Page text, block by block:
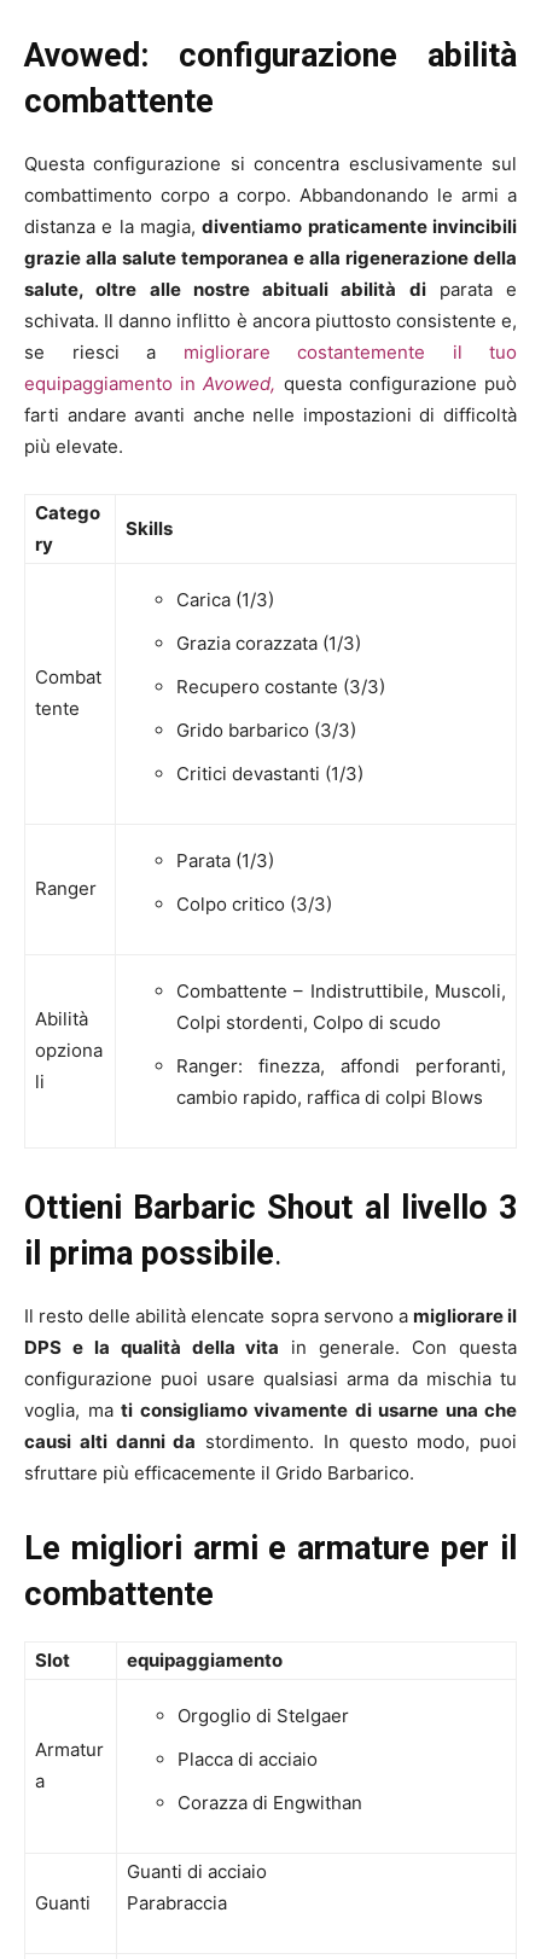
Avowed: configurazione abilità
combattente
Questa configurazione si concentra esclusivamente sul
combattimento corpo a corpo. Abbandonando le armi a
distanza e la magia,diventiamo praticamente invincibili
grazie alla salute temporanea e alla rigenerazione della
salute, oltre alle nostre abituali abilità diparata e
schivata. Il danno inflitto è ancora piuttosto consistente e,
se riesci a migliorare costantemente il tuo
equipaggiamento inAvowed, questa configurazione può
farti andare avanti anche nelle impostazioni di difficoltà
più elevate.
Catego
ry
Skills
Combat
tente
Carica (1/3)
Grazia corazzata (1/3)
Recupero costante (3/3)
Grido barbarico (3/3)
Critici devastanti (1/3)
Ranger
Parata (1/3)
Colpo critico (3/3)
Abilità
opziona
li
Combattente – Indistruttibile, Muscoli,
Colpi stordenti, Colpo di scudo
Ranger: finezza, affondi perforanti,
cambio rapido, raffica di colpi Blows
Ottieni Barbaric Shout al livello 3
il prima possibile.
Il resto delle abilità elencate sopra servono a migliorare il
DPS e la qualità della vita in generale. Con questa
configurazione puoi usare qualsiasi arma da mischia tu
voglia, ma ti consigliamo vivamente di usarne una che
causi alti danni da stordimento. In questo modo, puoi
sfruttare più efficacemente il Grido Barbarico.
Le migliori armi e armature per il
combattente
Slot equipaggiamento
Armatur
a
Orgoglio di Stelgaer
Placca di acciaio
Corazza di Engwithan
Guanti
Guanti di acciaio
Parabraccia